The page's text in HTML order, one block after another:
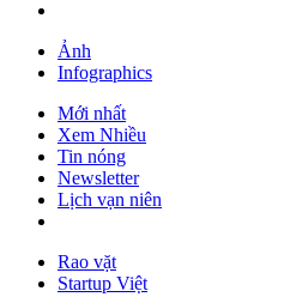
Ảnh
Infographics
Mới nhất
Xem Nhiều
Tin nóng
Newsletter
Lịch vạn niên
Rao vặt
Startup Việt